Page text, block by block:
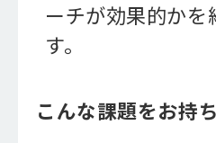
ーチが効果的かを
す。
こんな課題をお持